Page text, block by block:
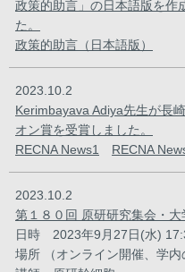
政策的助言」の日本語版を作
た。
政策的助言（日本語版）
2023.10.2
Kerimbayava Adiya先生が長
オン賞を受賞しました。
RECNA News1
RECNA
2023.10.2
第１８０回 原研研究集会・大
日時 2023年9月27日(水)
場所 （オンライン開催、学内